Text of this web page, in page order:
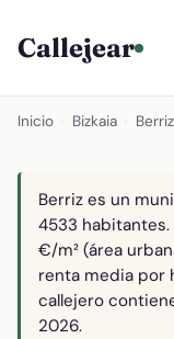
Callejear
Inicio Bizkaia Berriz
Berriz es un
4533 habitantes.
€/m² (área
renta media por
callejero
2026.